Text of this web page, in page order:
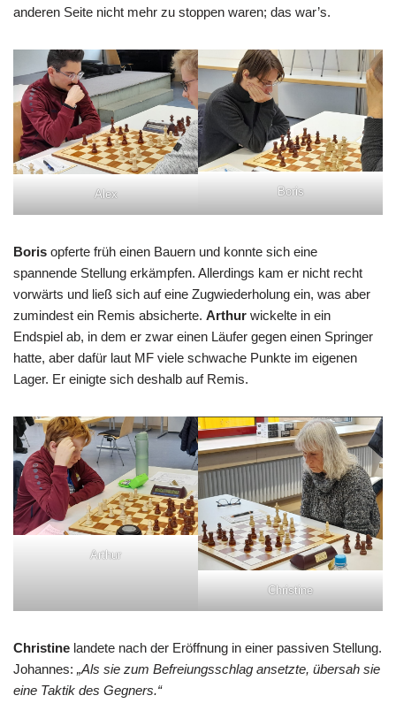
anderen Seite nicht mehr zu stoppen waren; das war’s.
Alex Boris
Boris opferte früh einen Bauern und konnte sich eine
spannende Stellung erkämpfen. Allerdings kam er nicht recht
vorwärts und ließ sich auf eine Zugwiederholung ein, was aber
zumindest ein Remis absicherte. Arthur wickelte in ein
Endspiel ab, in dem er zwar einen Läufer gegen einen Springer
hatte, aber dafür laut MF viele schwache Punkte im eigenen
Lager. Er einigte sich deshalb auf Remis.
Arthur
Christine
Christine landete nach der Eröffnung in einer passiven Stellung.
Johannes: „Als sie zum Befreiungsschlag ansetzte, übersah sie
eine Taktik des Gegners.“